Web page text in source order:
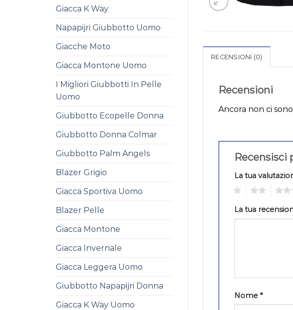
Giacca K Way
Napapijri Giubbotto Uomo
Giacche Moto
Giacca Montone Uomo
I Migliori Giubbotti In Pelle
Uomo
Giubbotto Ecopelle Donna
Giubbotto Donna Colmar
Giubbotto Palm Angels
Blazer Grigio
Giacca Sportiva Uomo
Blazer Pelle
Giacca Montone
Giacca Invernale
Giacca Leggera Uomo
Giubbotto Napapijri Donna
Giacca K Way Uomo
RECENSIONI (0)
Recensioni
Ancora non ci
Recensisci
La tua
La tua
Nome *